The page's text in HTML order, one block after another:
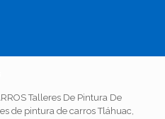
Talleres De Pintura De
de pintura de carros Tláhuac,